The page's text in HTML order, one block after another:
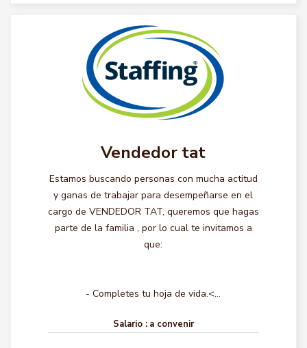
Vendedor tat
Estamos buscando personas con mucha actitud
y ganas de trabajar para desempeñarse en el
cargo de VENDEDOR TAT, queremos que hagas
parte de la familia , por lo cual te invitamos a
que:
- Completes tu hoja de vida.<...
Salario : a convenir